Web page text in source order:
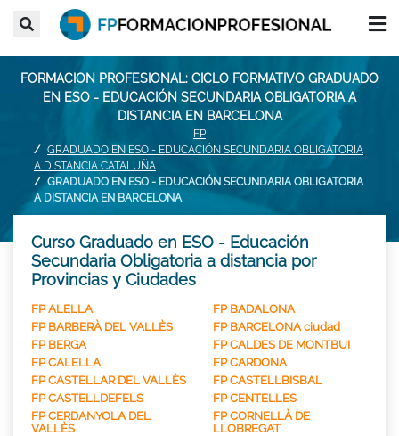
FORMACION PROFESIONAL: CICLO FORMATIVO GRADUADO
EN ESO - EDUCACIÓN SECUNDARIA OBLIGATORIA A
DISTANCIA EN BARCELONA
FP
GRADUADO EN ESO - EDUCACIÓN SECUNDARIA OBLIGATORIA
A DISTANCIA CATALUÑA
GRADUADO EN ESO - EDUCACIÓN SECUNDARIA OBLIGATORIA
A DISTANCIA EN BARCELONA
Curso Graduado en ESO - Educación
Secundaria Obligatoria a distancia por
Provincias y Ciudades
FP ALELLA
FP BADALONA
FP BARBERÀ DEL VALLÈS
FP BARCELONA ciudad
FP BERGA
FP CALDES DE MONTBUI
FP CALELLA
FP CARDONA
FP CASTELLAR DEL VALLÈS
FP CASTELLBISBAL
FP CASTELLDEFELS
FP CENTELLES
FP CERDANYOLA DEL
VALLÈS
FP CORNELLÀ DE
LLOBREGAT